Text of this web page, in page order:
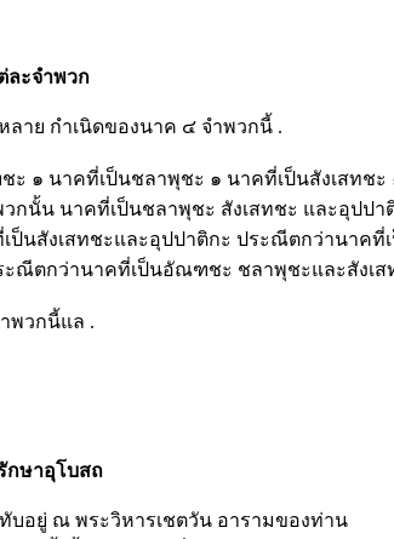
ละจำพวก
าย กำเนิดของนาค ๔ จำพวกนี้ .
ะ ๑ นาคที่เป็นชลาพุชะ ๑ นาคที่เป็นสังเสทชะ
กนั้น นาคที่เป็นชลาพุชะ สังเสทชะ และอุปปา
นสังเสทชะและอุปปาติกะ ประณีตกว่านาคที่
ณีตกว่านาคที่เป็นอัณฑชะ ชลาพุชะและสังเส
พวกนี้แล .
กษาอุโบสถ
อยู่ ณ พระวิหารเชตวัน อารามของท่าน